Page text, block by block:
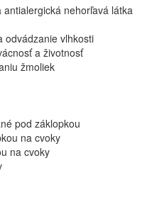
nehorľavá látka
odvádzanie vlhkosti
a životnosť
žmoliek
pod záklopkou
na cvoky
na cvoky